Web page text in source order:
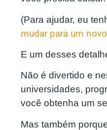
(Para ajudar, eu
mudar para um
E um desses
Não é divertido e
universidades,
você obtenha um
Mas também